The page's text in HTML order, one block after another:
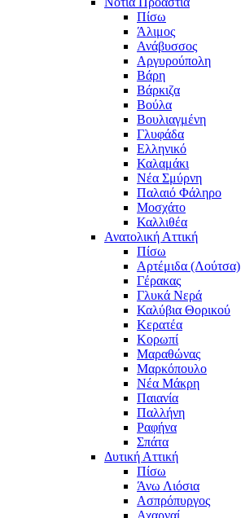
Πίσω
Άλιμος
Ανάβυσσος
Αργυρούπολη
Βάρη
Βάρκιζα
Βούλα
Βουλιαγμένη
Γλυφάδα
Ελληνικό
Καλαμάκι
Νέα Σμύρνη
Παλαιό Φάληρο
Μοσχάτο
Καλλιθέα
Ανατολική Αττική
Πίσω
Αρτέμιδα (Λούτσα)
Γέρακας
Γλυκά Νερά
Καλύβια Θορικού
Κερατέα
Κορωπί
Μαραθώνας
Μαρκόπουλο
Νέα Μάκρη
Παιανία
Παλλήνη
Ραφήνα
Σπάτα
Δυτική Αττική
Πίσω
Άνω Λιόσια
Ασπρόπυργος
Αχαρναί